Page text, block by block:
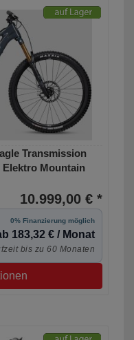
Transmission
Elektro Mountain
10.999,00 € *
0% Finanzierung möglich
183,32 € / Monat
bis zu 60 Monaten